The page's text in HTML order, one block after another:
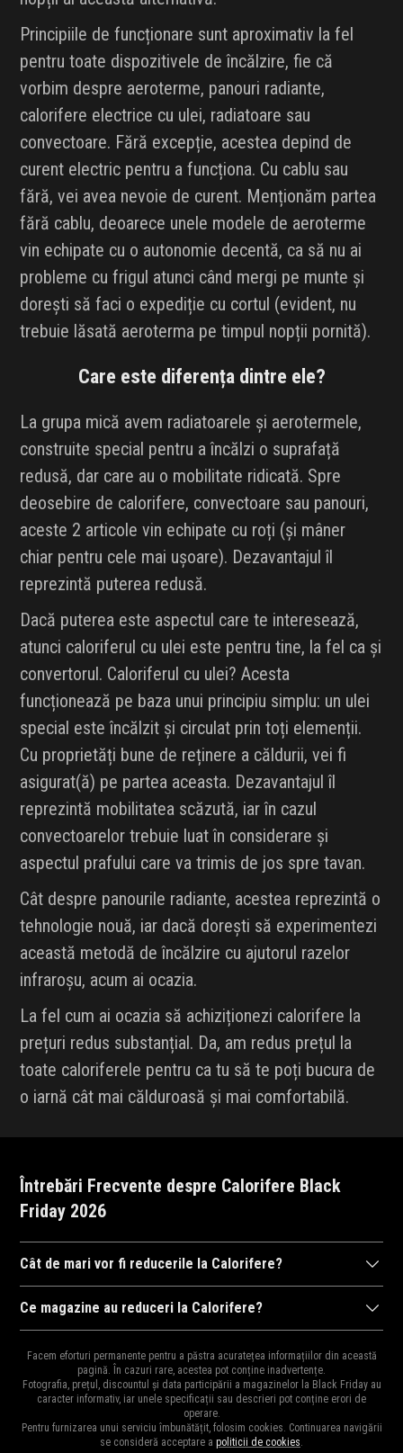
Principiile de funcționare sunt aproximativ la fel
pentru toate dispozitivele de încălzire, fie că
vorbim despre aeroterme, panouri radiante,
calorifere electrice cu ulei, radiatoare sau
convectoare. Fără excepție, acestea depind de
curent electric pentru a funcționa. Cu cablu sau
fără, vei avea nevoie de curent. Menționăm partea
fără cablu, deoarece unele modele de aeroterme
vin echipate cu o autonomie decentă, ca să nu ai
probleme cu frigul atunci când mergi pe munte și
dorești să faci o expediție cu cortul (evident, nu
trebuie lăsată aeroterma pe timpul nopții pornită).
Care este diferența dintre ele?
La grupa mică avem radiatoarele și aerotermele,
construite special pentru a încălzi o suprafață
redusă, dar care au o mobilitate ridicată. Spre
deosebire de calorifere, convectoare sau panouri,
aceste 2 articole vin echipate cu roți (și mâner
chiar pentru cele mai ușoare). Dezavantajul îl
reprezintă puterea redusă.
Dacă puterea este aspectul care te interesează,
atunci caloriferul cu ulei este pentru tine, la fel ca și
convertorul. Caloriferul cu ulei? Acesta
funcționează pe baza unui principiu simplu: un ulei
special este încălzit și circulat prin toți elemenții.
Cu proprietăți bune de reținere a căldurii, vei fi
asigurat(ă) pe partea aceasta. Dezavantajul îl
reprezintă mobilitatea scăzută, iar în cazul
convectoarelor trebuie luat în considerare și
aspectul prafului care va trimis de jos spre tavan.
Cât despre panourile radiante, acestea reprezintă o
tehnologie nouă, iar dacă dorești să experimentezi
această metodă de încălzire cu ajutorul razelor
infraroșu, acum ai ocazia.
La fel cum ai ocazia să achiziționezi calorifere la
prețuri redus substanțial. Da, am redus prețul la
toate caloriferele pentru ca tu să te poți bucura de
o iarnă cât mai călduroasă și mai comfortabilă.
Întrebări Frecvente despre Calorifere Black
Friday 2026
Cât de mari vor fi reducerile la Calorifere?
După cum ne-am obișnuit în anii trecuți,
magazinele
pot ajunge și la 95% și cu siguranță vor fi cele mai mari reduceri
din an și e perioada ideală pentru a cumpăra cadourile de
Craciun,Moș Nicolae sau zile de nașterepentru cei dragi.
Ce magazine au reduceri la Calorifere?
pentru destocaj, de aceea și oferta bogată în reduceri.
Principalele magazine cu reduceri la Calorifere sunt:Dyson,
Electrolux,Tefal
SHEIN, Karcher, și multe altele. Vezi lista completă
Facem eforturi permanente pentru a păstra acuratețea informațiilor din această
pagină. În cazuri rare, acestea pot conține inadvertențe.
Fotografia, prețul, discountul și data participării a magazinelor la Black Friday au
caracter informativ, iar unele specificații sau descrieri pot conține erori de
operare.
Pentru furnizarea unui serviciu îmbunătățit, folosim cookies. Continuarea navigării
se consideră acceptare a politicii de cookies.